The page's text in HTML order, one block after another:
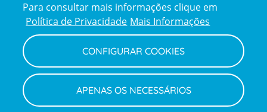
Reclamações
e
elogios
Política de Privacidade e Cookies
Termos e Condições
Declaração de Acessibilidade
Canal de Denúncias
Informações legais
Para consultar mais informações clique em
Política de Privacidade Mais Informações
CONFIGURAR COOKIES
APENAS OS NECESSÁRIOS